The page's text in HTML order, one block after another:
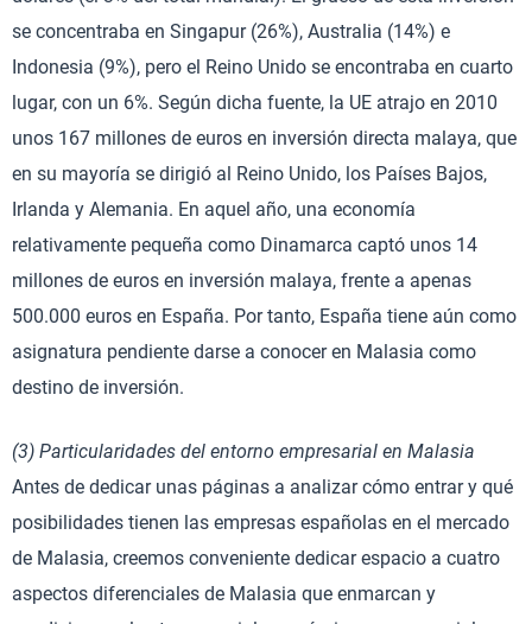
se concentraba en Singapur (26%), Australia (14%) e
Indonesia (9%), pero el Reino Unido se encontraba en cuarto
lugar, con un 6%. Según dicha fuente, la UE atrajo en 2010
unos 167 millones de euros en inversión directa malaya, que
en su mayoría se dirigió al Reino Unido, los Países Bajos,
Irlanda y Alemania. En aquel año, una economía
relativamente pequeña como Dinamarca captó unos 14
millones de euros en inversión malaya, frente a apenas
500.000 euros en España. Por tanto, España tiene aún como
asignatura pendiente darse a conocer en Malasia como
destino de inversión.
(3) Particularidades del entorno empresarial en Malasia
Antes de dedicar unas páginas a analizar cómo entrar y qué
posibilidades tienen las empresas españolas en el mercado
de Malasia, creemos conveniente dedicar espacio a cuatro
aspectos diferenciales de Malasia que enmarcan y